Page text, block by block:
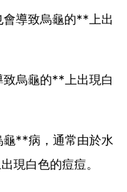
導致烏龜的**上出
烏龜的**上出現白
龜**病，通常由於水
現白色的痘痘。